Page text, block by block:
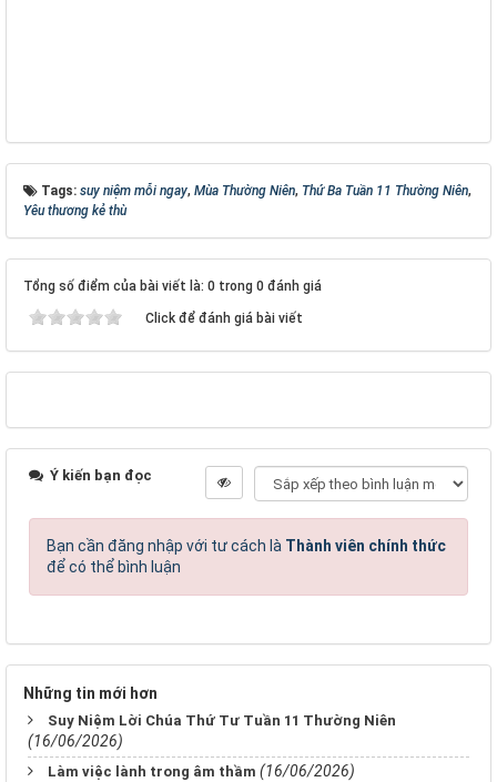
Tags: suy niệm mỗi ngay, Mùa Thường Niên, Thứ Ba Tuần 11 Thường Niên,
Yêu thương kẻ thù
Tổng số điểm của bài viết là: 0 trong 0 đánh giá
Click để đánh giá bài viết
Ý kiến bạn đọc
Bạn cần đăng nhập với tư cách là Thành viên chính thức
để có thể bình luận
Những tin mới hơn
Suy Niệm Lời Chúa Thứ Tư Tuần 11 Thường Niên
(16/06/2026)
Làm việc lành trong âm thầm (16/06/2026)